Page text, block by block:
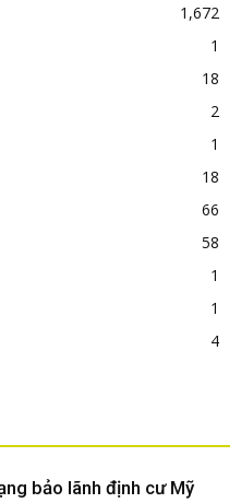
1,672
1
18
2
1
18
66
58
1
1
4
bảo lãnh định cư Mỹ